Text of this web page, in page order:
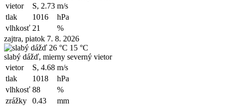
vietor
S, 2.73 m/s
tlak
1016
hPa
vlhkosť 21
%
zajtra, piatok 7. 8. 2026
26 °C 15 °C
slabý dážď, mierny severný vietor
vietor
S, 4.68 m/s
tlak
1018
hPa
vlhkosť 88
%
zrážky
0.43
mm